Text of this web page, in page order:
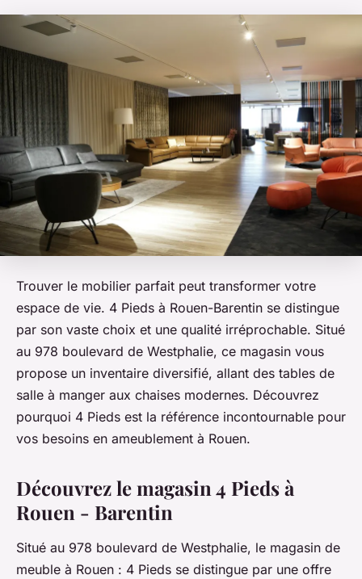
Trouver le mobilier parfait peut transformer votre
espace de vie. 4 Pieds à Rouen-Barentin se distingue
par son vaste choix et une qualité irréprochable. Situé
au 978 boulevard de Westphalie, ce magasin vous
propose un inventaire diversifié, allant des tables de
salle à manger aux chaises modernes. Découvrez
pourquoi 4 Pieds est la référence incontournable pour
vos besoins en ameublement à Rouen.
Découvrez le magasin 4 Pieds à
Rouen - Barentin
Situé au 978 boulevard de Westphalie, le magasin de
meuble à Rouen : 4 Pieds se distingue par une offre